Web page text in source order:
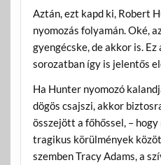
Aztán, ezt kapd ki, Robert
nyomozás folyamán. Oké,
gyengécske, de akkor is.
sorozatban így is jelentős
Ha Hunter nyomozó
dögös csajszi, akkor
összejött a főhőssel, –
tragikus körülmények
szemben Tracy Adams, a